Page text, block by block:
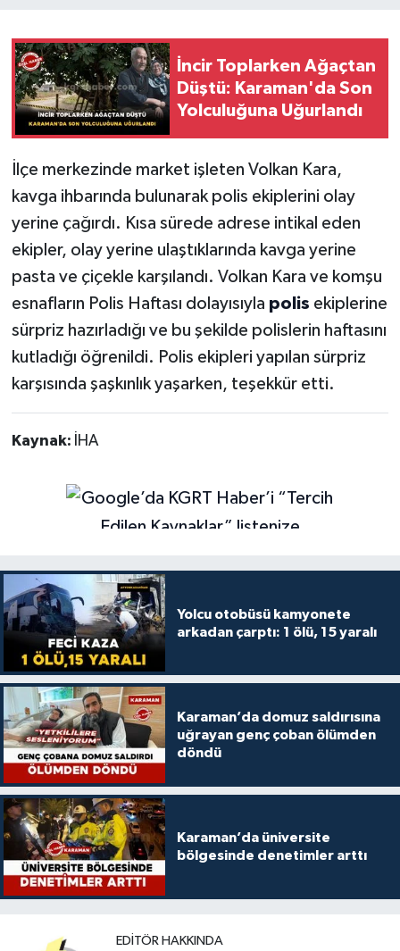
İncir Toplarken Ağaçtan
Düştü: Karaman'da Son
Yolculuğuna Uğurlandı
İlçe merkezinde market işleten Volkan Kara,
kavga ihbarında bulunarak polis ekiplerini olay
yerine çağırdı. Kısa sürede adrese intikal eden
ekipler, olay yerine ulaştıklarında kavga yerine
pasta ve çiçekle karşılandı. Volkan Kara ve komşu
esnafların Polis Haftası dolayısıyla polis ekiplerine
sürpriz hazırladığı ve bu şekilde polislerin haftasını
kutladığı öğrenildi. Polis ekipleri yapılan sürpriz
karşısında şaşkınlık yaşarken, teşekkür etti.
Kaynak: İHA
Yolcu otobüsü kamyonete
arkadan çarptı: 1 ölü, 15 yaralı
Karaman’da domuz saldırısına
uğrayan genç çoban ölümden
döndü
Karaman’da üniversite
bölgesinde denetimler arttı
EDITÖR HAKKINDA